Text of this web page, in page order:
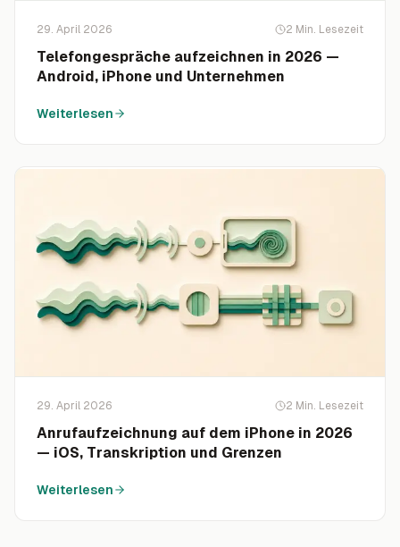
29. April 2026 2 Min. Lesezeit
Telefongespräche aufzeichnen in 2026 —
Android, iPhone und Unternehmen
Weiterlesen
29. April 2026 2 Min. Lesezeit
Anrufaufzeichnung auf dem iPhone in 2026
— iOS, Transkription und Grenzen
Weiterlesen